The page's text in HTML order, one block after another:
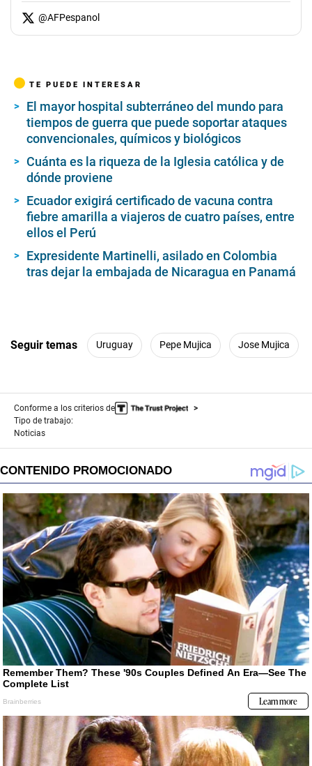
@AFPespanol
TE PUEDE INTERESAR
El mayor hospital subterráneo del mundo para
tiempos de guerra que puede soportar ataques
convencionales, químicos y biológicos
Cuánta es la riqueza de la Iglesia católica y de
dónde proviene
Ecuador exigirá certificado de vacuna contra
fiebre amarilla a viajeros de cuatro países, entre
ellos el Perú
Expresidente Martinelli, asilado en Colombia
tras dejar la embajada de Nicaragua en Panamá
Seguir temas Uruguay Pepe Mujica Jose Mujica
Conforme a los criterios de
Tipo de trabajo:
Noticias